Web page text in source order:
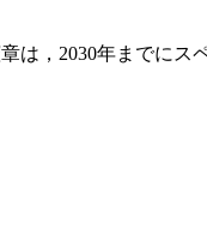
は，2030年までにス